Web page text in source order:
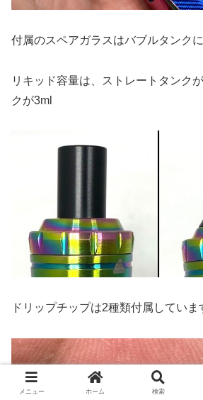
付属のスペアガラスはバブルタンク
リキッド容量は、ストレートタンク
クが3ml
ドリップチップは2種類付属していま
メニュー ホーム 検索